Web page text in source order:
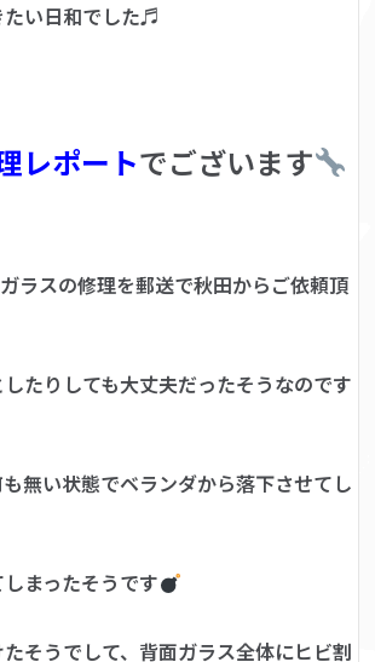
たい日和でした♬
レポートでございます
ラスの修理を郵送で秋田からご依頼頂
たりしても大丈夫だったそうなのです
無い状態でベランダから落下させてし
まったそうです
そうでして、背面ガラス全体にヒビ割